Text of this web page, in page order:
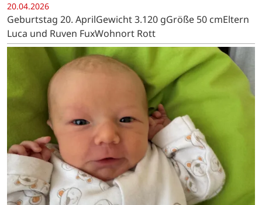
20.04.2026
Geburtstag 20. AprilGewicht 3.120 gGröße 50 cmEltern
Luca und Ruven FuxWohnort Rott